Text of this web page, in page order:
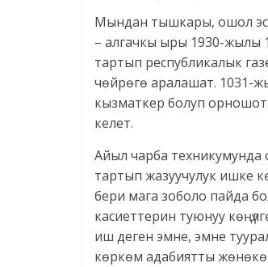
Мындан тышкары, ошол
– алгачкы ыры 1930-жылы
тартып республикалык
чөйрөгө аралашат. 1031-
кызматкер болуп
келет.
Айыл чарба техникумунда
тартып жазуучулук ишке
бери мага зоболо пайда
касиеттерин туюнуу
иш деген эмне, эмне
көркөм адабиятты